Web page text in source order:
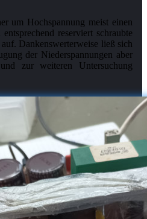
um Hochspannung meist einen
reserviert schraubte
Dankenswerterweise ließ sich
der Niederspannungen aber
zur weiteren Untersuchung